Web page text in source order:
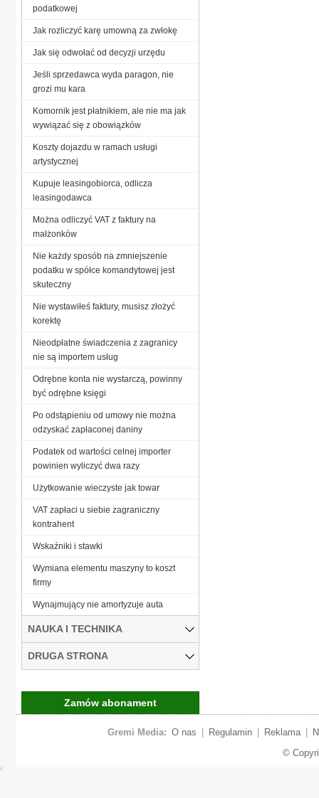
podatkowej
Jak rozliczyć karę umowną za zwłokę
Jak się odwołać od decyzji urzędu
Jeśli sprzedawca wyda paragon, nie
grozi mu kara
Komornik jest płatnikiem, ale nie ma jak
wywiązać się z obowiązków
Koszty dojazdu w ramach usługi
artystycznej
Kupuje leasingobiorca, odlicza
leasingodawca
Można odliczyć VAT z faktury na
małżonków
Nie każdy sposób na zmniejszenie
podatku w spółce komandytowej jest
skuteczny
Nie wystawiłeś faktury, musisz złożyć
korektę
Nieodpłatne świadczenia z zagranicy
nie są importem usług
Odrębne konta nie wystarczą, powinny
być odrębne księgi
Po odstąpieniu od umowy nie można
odzyskać zapłaconej daniny
Podatek od wartości celnej importer
powinien wyliczyć dwa razy
Użytkowanie wieczyste jak towar
VAT zapłaci u siebie zagraniczny
kontrahent
Wskaźniki i stawki
Wymiana elementu maszyny to koszt
firmy
Wynajmujący nie amortyzuje auta
NAUKA I TECHNIKA
DRUGA STRONA
Zamów abonament
Gremi Media: O nas Regulamin Reklama
©